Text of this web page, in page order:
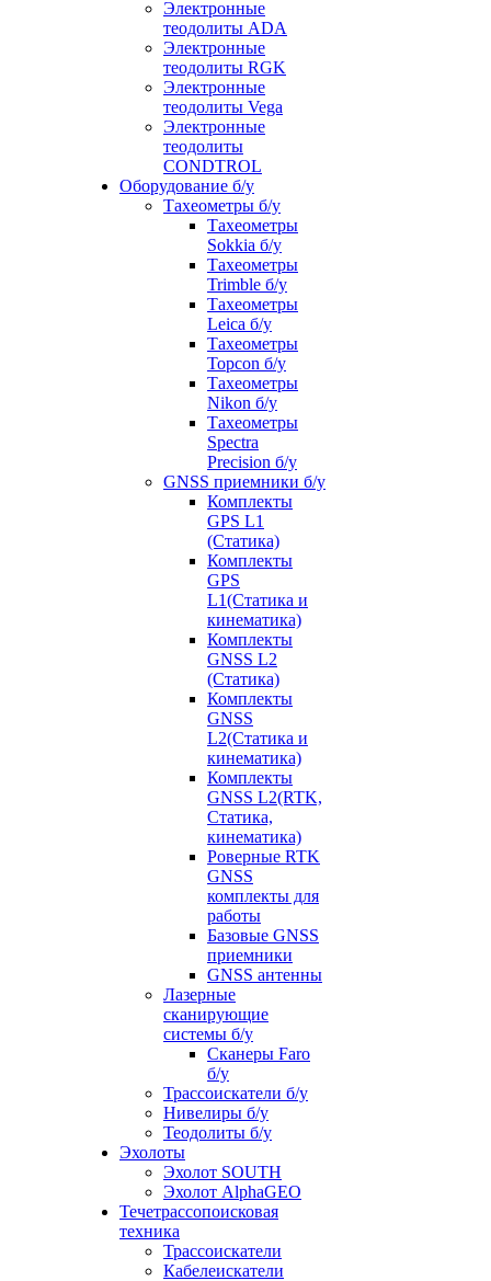
Электронные
теодолиты ADA
Электронные
теодолиты RGK
Электронные
теодолиты Vega
Электронные
теодолиты
CONDTROL
Оборудование б/у
Тахеометры б/у
Тахеометры
Sokkia б/у
Тахеометры
Trimble б/у
Тахеометры
Leica б/у
Тахеометры
Topcon б/у
Тахеометры
Nikon б/у
Тахеометры
Spectra
Precision б/у
GNSS приемники б/у
Комплекты
GPS L1
(Статика)
Комплекты
GPS
L1(Статика и
кинематика)
Комплекты
GNSS L2
(Статика)
Комплекты
GNSS
L2(Статика и
кинематика)
Комплекты
GNSS L2(RTK,
Статика,
кинематика)
Роверные RTK
GNSS
комплекты для
работы
Базовые GNSS
приемники
GNSS антенны
Лазерные
сканирующие
системы б/у
Сканеры Faro
б/у
Трассоискатели б/у
Нивелиры б/у
Теодолиты б/у
Эхолоты
Эхолот SOUTH
Эхолот AlphaGEO
Течетрассопоисковая
техника
Трассоискатели
Кабелеискатели